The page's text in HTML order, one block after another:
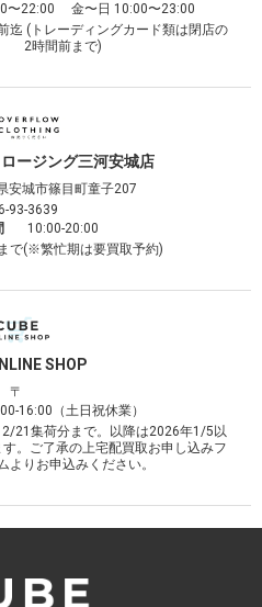
〜22:00 金〜日 10:00〜23:00
迄 (トレーディングカード類は閉店の
2時間前まで)
ージング三河安城店
安城市篠目町童子207
93-3639
10:00-20:00
で(※繁忙期は要買取予約)
SHOP
〒
16:00（土日祝休業）
21集荷分まで。以降は2026年1/5以
。ご了承の上宅配買取お申し込みフ
よりお申込みください。